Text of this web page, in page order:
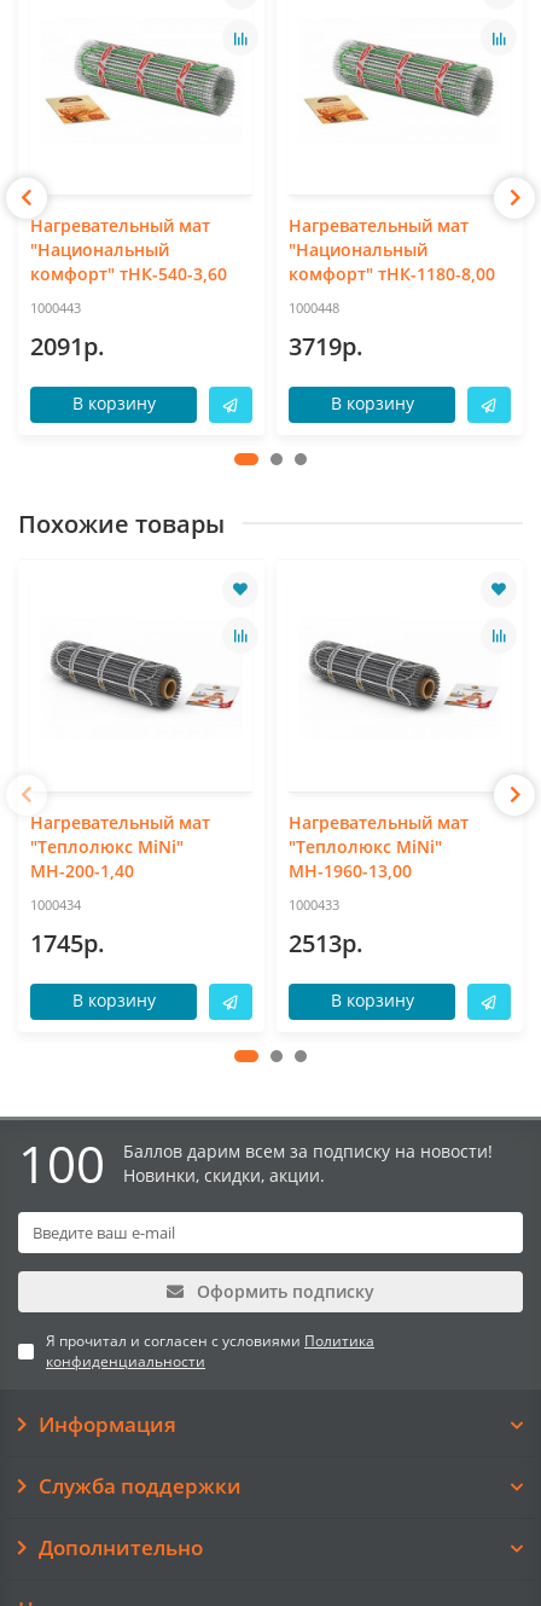
Нагревательный мат
"Национальный
комфорт" тНК-540-3,60
1000443
2091р.
В корзину
Нагревательный мат
"Национальный
комфорт" тНК-1180-8,00
1000448
3719р.
В корзину
Похожие товары
Нагревательный мат
"Теплолюкс MiNi"
МН-200-1,40
1000434
1745р.
В корзину
Нагревательный мат
"Теплолюкс MiNi"
МН-1960-13,00
1000433
2513р.
В корзину
100
Баллов дарим всем за подписку на новости!
Новинки, скидки, акции.
Оформить подписку
Я прочитал и согласен с условиями Политика
конфиденциальности
Информация
Служба поддержки
Дополнительно